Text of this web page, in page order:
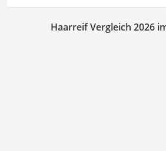
Haarreif Vergleich 2026